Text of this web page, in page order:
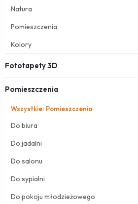
Natura
Pomieszczenia
Kolory
Fototapety 3D
Pomieszczenia
Wszystkie: Pomieszczenia
Do biura
Do jadalni
Do salonu
Do sypialni
Do pokoju młodzieżowego